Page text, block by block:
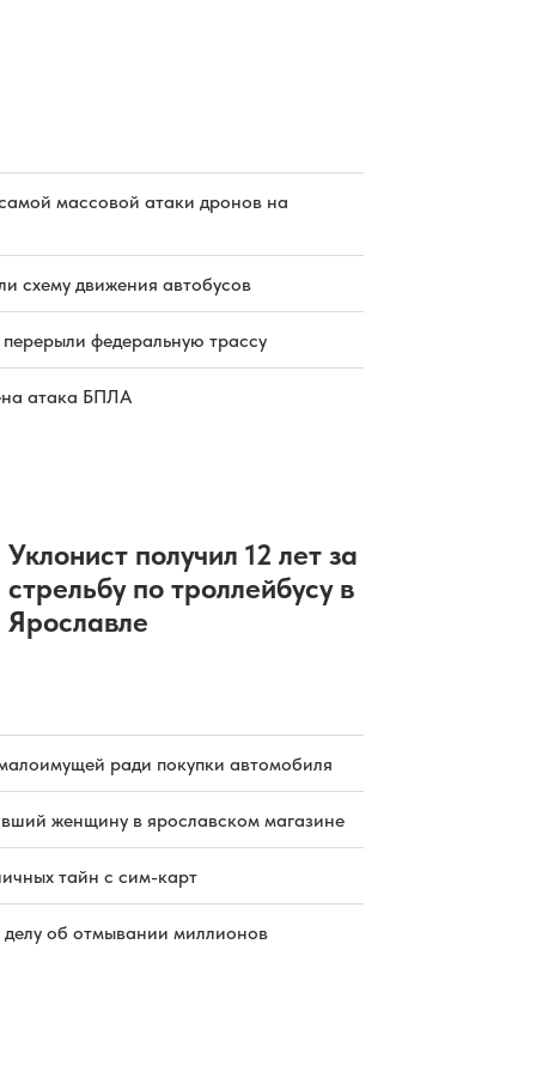
кредитования
Ногами по лицу: осужден хулиган,
избивший женщину в ярославском
магазине
массовой атаки дронов на
схему движения автобусов
федеральную трассу
атака БПЛА
Уклонист получил 12 лет за
стрельбу по троллейбусу в
Ярославле
ради покупки автомобиля
женщину в ярославском магазине
тайн с сим-карт
об отмывании миллионов